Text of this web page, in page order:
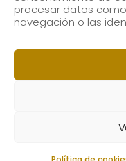
procesar datos
navegación o las
email.